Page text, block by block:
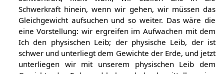
Schwerkraft hinein, wenn wir gehen, wir müssen das
Gleichgewicht aufsuchen und so weiter. Das wäre die
eine Vorstellung: wir ergreifen im Aufwachen mit dem
Ich den physischen Leib; der physische Leib, der ist
schwer und unterliegt dem Gewichte der Erde, und jetzt
unterliegen wir mit unserem physischen Leib dem